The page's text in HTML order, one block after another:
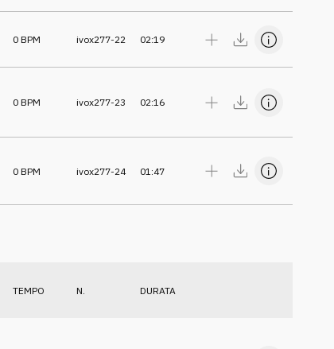
0 BPM ivox277-22 02:19
0 BPM ivox277-23 02:16
0 BPM ivox277-24 01:47
TEMPO N. DURATA